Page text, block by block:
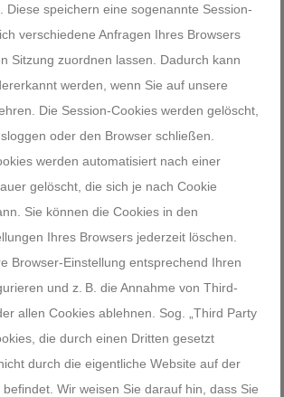
Diese speichern eine sogenannte Session-
verschiedene Anfragen Ihres Browsers
Sitzung zuordnen lassen. Dadurch kann
werden, wenn Sie auf unsere
Die Session-Cookies werden gelöscht,
oder den Browser schließen.
werden automatisiert nach einer
gelöscht, die sich je nach Cookie
Sie können die Cookies in den
Ihres Browsers jederzeit löschen.
Browser-Einstellung entsprechend Ihren
und z. B. die Annahme von Third-
allen Cookies ablehnen. Sog. „Third Party
die durch einen Dritten gesetzt
durch die eigentliche Website auf der
Wir weisen Sie darauf hin, dass Sie